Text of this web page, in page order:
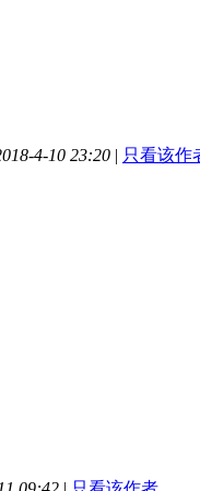
4-10 23:20 | 只看该作